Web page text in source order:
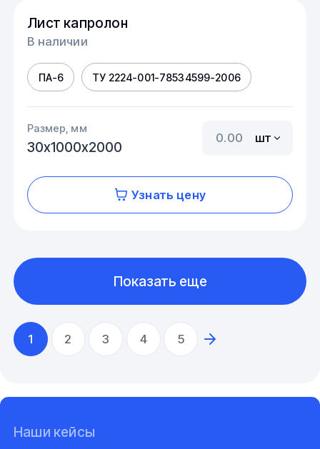
Лист капролон
В наличии
ПА-6 ТУ 2224-001-78534599-2006
Размер, мм
30х1000х2000
шт
Узнать цену
1 2 3 4 5
Показать еще
Наши кейсы